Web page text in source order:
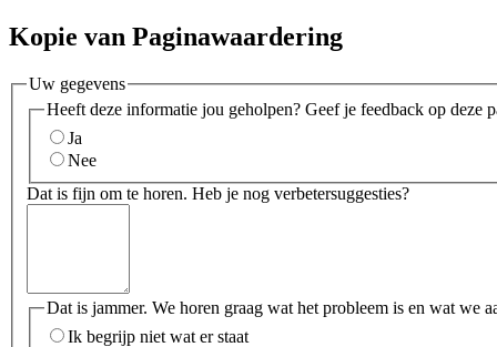
Kopie van Paginawaardering
Uw gegevens
Heeft deze informatie jou geholpen? Geef je feedback op deze
Ja
Nee
Dat is fijn om te horen. Heb je nog verbetersuggesties?
Dat is jammer. We horen graag wat het probleem is en wat we
Ik begrijp niet wat er staat